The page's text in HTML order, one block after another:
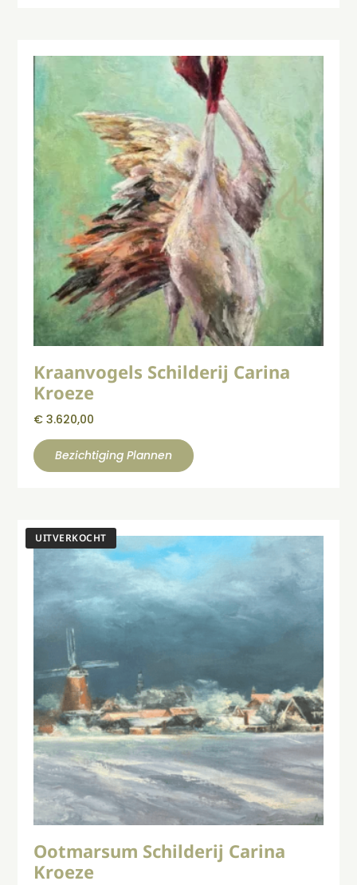
Kraanvogels Schilderij Carina
Kroeze
€ 3.620,00
Bezichtiging Plannen
Ootmarsum Schilderij Carina
Kroeze